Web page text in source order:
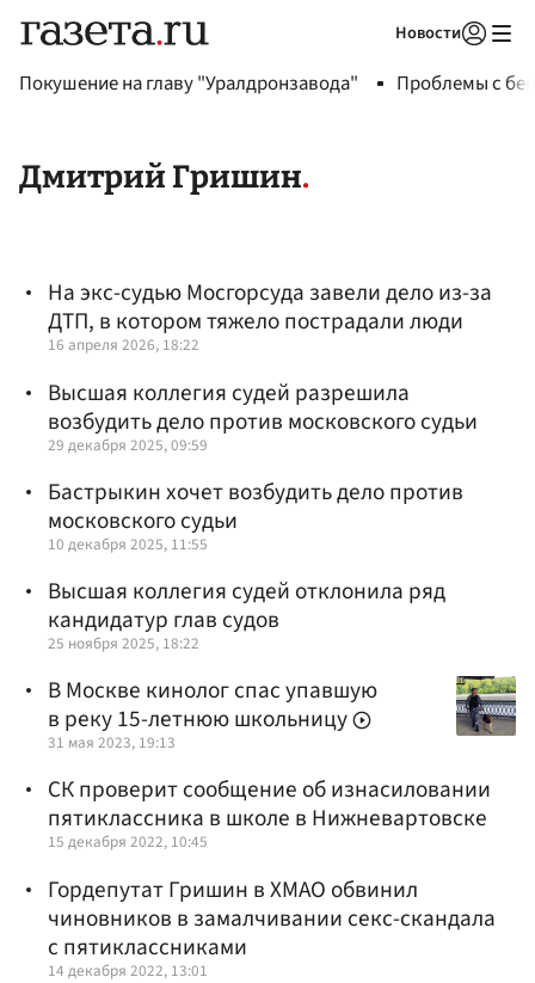
Новости
Покушение на главу "Уралдронзавода" Проблемы с
Дмитрий Гришин
На экс-судью Мосгорсуда завели дело из-за
ДТП, в котором тяжело пострадали люди
16 апреля 2026, 18:22
Высшая коллегия судей разрешила
возбудить дело против московского судьи
29 декабря 2025, 09:59
Бастрыкин хочет возбудить дело против
московского судьи
10 декабря 2025, 11:55
Высшая коллегия судей отклонила ряд
кандидатур глав судов
25 ноября 2025, 18:22
В Москве кинолог спас упавшую
в реку 15-летнюю школьницу
31 мая 2023, 19:13
СК проверит сообщение об изнасиловании
пятиклассника в школе в Нижневартовске
15 декабря 2022, 10:45
Гордепутат Гришин в ХМАО обвинил
чиновников в замалчивании секс-скандала
с пятиклассниками
14 декабря 2022, 13:01